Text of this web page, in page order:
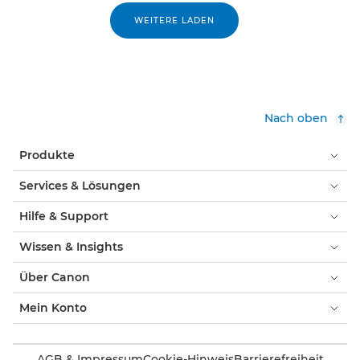
WEITERE LADEN
Nach oben
Produkte
Services & Lösungen
Hilfe & Support
Wissen & Insights
Über Canon
Mein Konto